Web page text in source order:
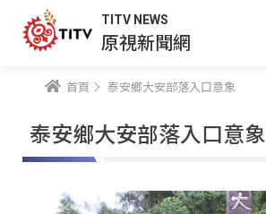
TITV NEWS
原視新聞網
首頁 泰安鄉大安部落入口意象
泰安鄉大安部落入口意象